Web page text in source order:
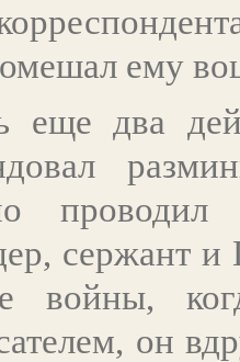
ему
еще два
сержант и
он